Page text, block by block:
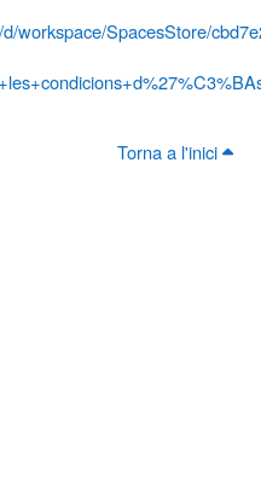
workspace/SpacesStore/
Torna a l'inici